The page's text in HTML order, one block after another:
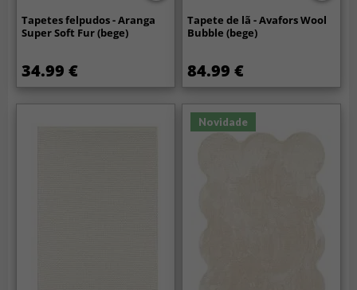
Tapetes felpudos - Aranga
Super Soft Fur (bege)
34.99 €
Tapete de lã - Avafors Wool
Bubble (bege)
84.99 €
Novidade